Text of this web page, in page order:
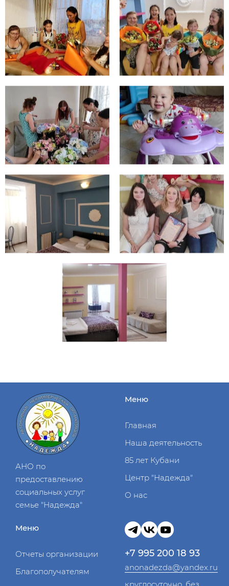
АНО по
предоставлению
социальных услуг
семье "Надежда"
Меню
Главная
Наша деятельность
85 лет Кубани
Центр "Надежда"
О нас
Меню
Отчеты организации
Благополучателям
+7 995 200 18 93
anonadezda@yandex.ru